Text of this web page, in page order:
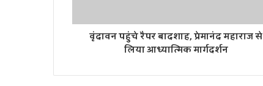
वृंदावन पहुंचे रैपर बादशाह, प्रेमानंद महाराज से
लिया आध्यात्मिक मार्गदर्शन